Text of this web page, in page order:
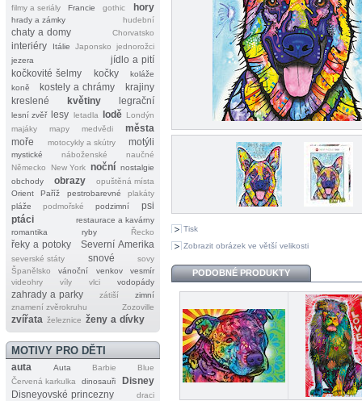
filmy a seriály
Francie gothic hory
hrady a zámky hudební
chaty a domy Chorvatsko
interiéry Itálie Japonsko
jednorožci
jezera
jídlo a pití
kočkovité šelmy
kočky
koláže
koně
kostely a chrámy
krajiny
kreslené
květiny legrační
lesní zvěř lesy letadla lodě Londýn
majáky
mapy medvědi
města
moře
motocykly a skútry motýli
mystické náboženské
naučné
Německo
New York noční nostalgie
obchody
obrazy
opuštěná místa
Orient
Paříž pestrobarevné
plakáty
pláže
podmořské podzimní
psi
ptáci
restaurace a kavárny
romantika
ryby Řecko
řeky a potoky Severní Amerika
severské státy snové
sovy
Španělsko
vánoční venkov
vesmír
videohry
víly vlci vodopády
zahrady a parky zátiší
zimní
znamení zvěrokruhu
Zozoville
zvířata železnice ženy a dívky
MOTIVY PRO DĚTI
auta Auta Barbie
Blue
Červená karkulka
dinosauři
Disney
Disneyovské princezny
draci
Tisk
Zobrazit obrázek ve větší velikosti
PODOBNÉ PRODUKTY